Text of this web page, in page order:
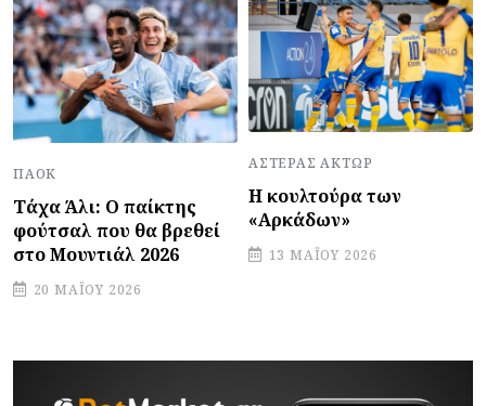
ΠΑΟΚ
Τάχα Άλι: Ο παίκτης
φούτσαλ που θα βρεθεί
στο Μουντιάλ 2026
20 ΜΑΪ́ΟΥ 2026
ΑΣΤΈΡΑΣ ΆΚΤΩΡ
Η κουλτούρα των
«Αρκάδων»
13 ΜΑΪ́ΟΥ 2026